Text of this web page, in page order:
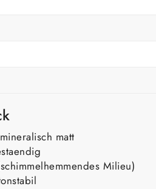
matt
Milieu)